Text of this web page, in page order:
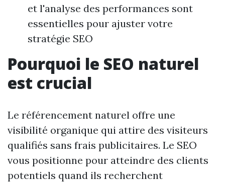
et l'analyse des performances sont
essentielles pour ajuster votre
stratégie SEO
Pourquoi le SEO naturel
est crucial
Le référencement naturel offre une
visibilité organique qui attire des visiteurs
qualifiés sans frais publicitaires. Le SEO
vous positionne pour atteindre des clients
potentiels quand ils recherchent